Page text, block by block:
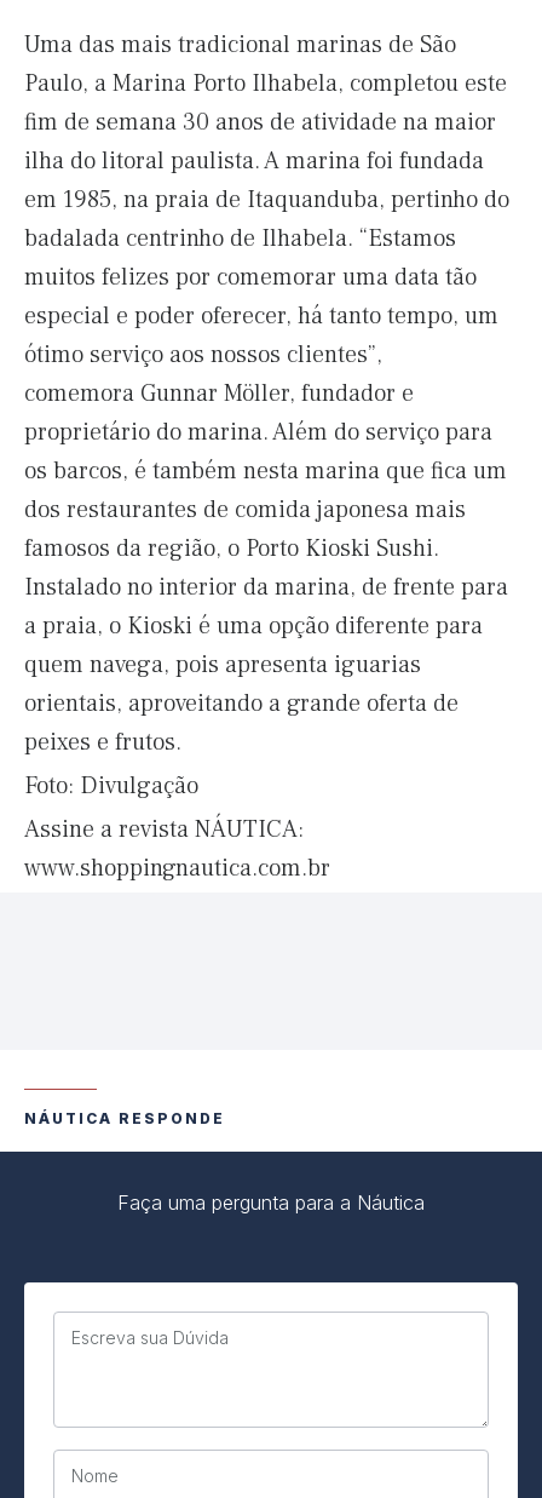
Uma das mais tradicional marinas de São
Paulo, a Marina Porto Ilhabela, completou este
fim de semana 30 anos de atividade na maior
ilha do litoral paulista. A marina foi fundada
em 1985, na praia de Itaquanduba, pertinho do
badalada centrinho de Ilhabela. “Estamos
muitos felizes por comemorar uma data tão
especial e poder oferecer, há tanto tempo, um
ótimo serviço aos nossos clientes”,
comemora Gunnar Möller, fundador e
proprietário do marina. Além do serviço para
os barcos, é também nesta marina que fica um
dos restaurantes de comida japonesa mais
famosos da região, o Porto Kioski Sushi.
Instalado no interior da marina, de frente para
a praia, o Kioski é uma opção diferente para
quem navega, pois apresenta iguarias
orientais, aproveitando a grande oferta de
peixes e frutos.
Foto: Divulgação
Assine a revista NÁUTICA:
www.shoppingnautica.com.br
NÁUTICA RESPONDE
Faça uma pergunta para a Náutica
Escreva sua Dúvida
Nome